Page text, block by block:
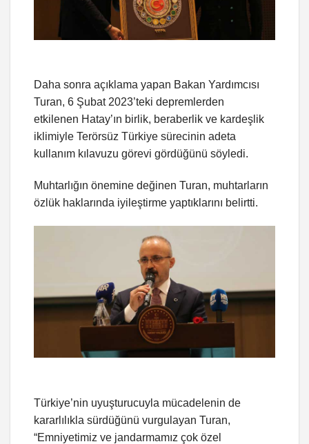
Daha sonra açıklama yapan Bakan Yardımcısı
Turan, 6 Şubat 2023’teki depremlerden
etkilenen Hatay’ın birlik, beraberlik ve kardeşlik
iklimiyle Terörsüz Türkiye sürecinin adeta
kullanım kılavuzu görevi gördüğünü söyledi.
Muhtarlığın önemine değinen Turan, muhtarların
özlük haklarında iyileştirme yaptıklarını belirtti.
Türkiye’nin uyuşturucuyla mücadelenin de
kararlılıkla sürdüğünü vurgulayan Turan,
“Emniyetimiz ve jandarmamız çok özel